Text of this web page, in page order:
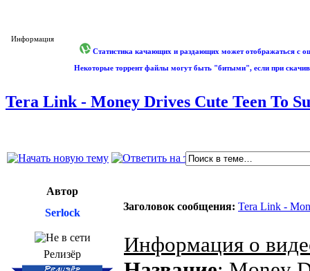
Информация
Статистика качающих и раздающих может отображаться с
Некоторые торрент файлы могут быть "битыми", если при
Tera Link - Money Drives Cute Teen To
Автор
Serlock
Заголовок сообщения: Tera Link -
Релизёр
Информация о